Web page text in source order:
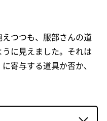
つつも、服部さんの道
に見えました。それは
寄与する道具か否か、